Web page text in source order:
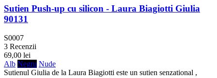
Sutien Push-up cu silicon - Laura Biagiotti Giulia
90131
S0007
3 Recenzii
69,00 lei
Alb Negru Nude
Sutienul Giulia de la Laura Biagiotti este un sutien senzational ,